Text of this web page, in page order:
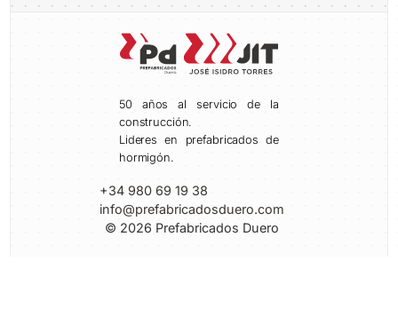
50 años al servicio de la
construcción.
Lideres en prefabricados de
hormigón.
+34 980 69 19 38
info@prefabricadosduero.com
© 2026 Prefabricados Duero